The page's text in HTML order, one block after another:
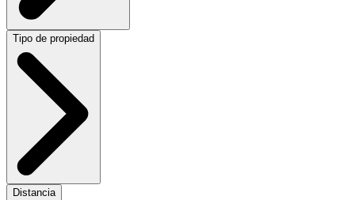
Tipo de propiedad
Distancia